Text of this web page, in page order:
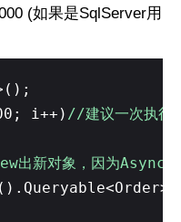
(如果是SqlServer用
i++) //建议一次执行
出新对象，因为